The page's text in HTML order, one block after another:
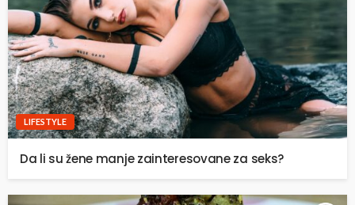
LIFESTYLE
Da li su žene manje zainteresovane za seks?